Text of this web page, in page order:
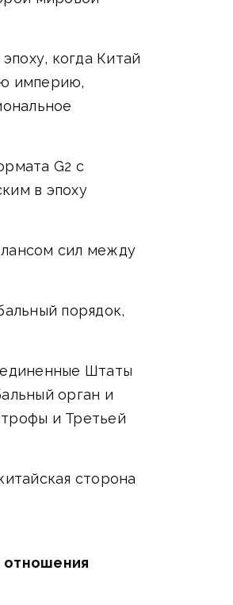
когда Китай
империю,
G2 с
в эпоху
сил между
порядок,
Штаты
орган и
и Третьей
сторона
отношения